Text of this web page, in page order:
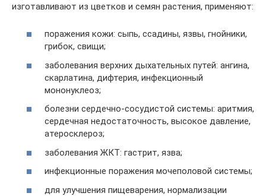
изготавливают из цветков и семян растения, применяют:
поражения кожи: сыпь, ссадины, язвы, гнойники,
грибок, свищи;
заболевания верхних дыхательных путей: ангина,
скарлатина, дифтерия, инфекционный
мононуклеоз;
болезни сердечно-сосудистой системы: аритмия,
сердечная недостаточность, высокое давление,
атеросклероз;
заболевания ЖКТ: гастрит, язва;
инфекционные поражения мочеполовой системы;
для улучшения пищеварения, нормализации